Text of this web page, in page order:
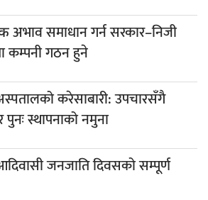
अभाव समाधान गर्न सरकार–निजी
कम्पनी गठन हुने
करेसाबारी: उपचारसँगै
पुनः स्थापनाको नमुना
जनजाति दिवसको सम्पूर्ण